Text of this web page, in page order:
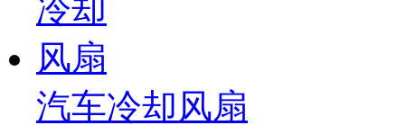
汽车冷却风扇